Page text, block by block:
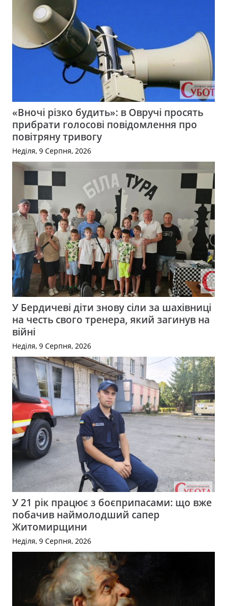
«Вночі різко будить»: в Овручі просять
прибрати голосові повідомлення про
повітряну тривогу
Неділя, 9 Серпня, 2026
У Бердичеві діти знову сіли за шахівниці
на честь свого тренера, який загинув на
війні
Неділя, 9 Серпня, 2026
У 21 рік працює з боєприпасами: що вже
побачив наймолодший сапер
Житомирщини
Неділя, 9 Серпня, 2026